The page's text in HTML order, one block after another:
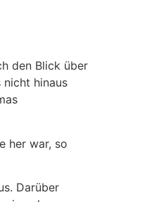
den Blick über
nicht hinaus
her war, so
Darüber